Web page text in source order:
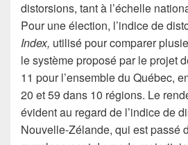
distorsions, tant à l’échelle
Pour une élection, l’indice de
Index, utilisé pour comparer
le système proposé par le projet
11 pour l’ensemble du Québec,
20 et 59 dans 10 régions. Le
évident au regard de l’indice de
Nouvelle-Zélande, qui est passé